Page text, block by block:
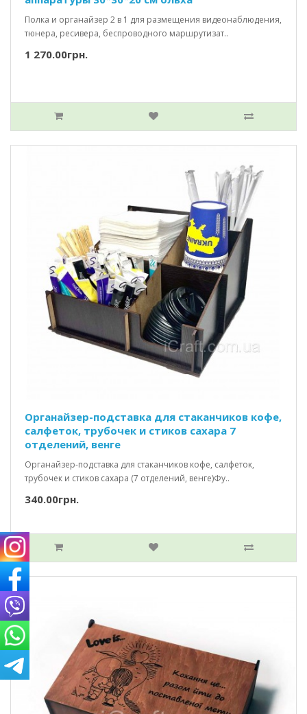
Полка и органайзер 2 в 1 для размещения видеонаблюдения,
тюнера, ресивера, беспроводного маршрутизат..
1 270.00грн.
Органайзер-подставка для стаканчиков кофе,
салфеток, трубочек и стиков сахара 7
отделений, венге
Органайзер-подставка для стаканчиков кофе, салфеток,
трубочек и стиков сахара (7 отделений, венге)Фу..
340.00грн.